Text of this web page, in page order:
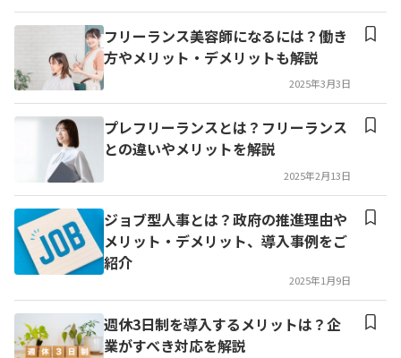
フリーランス美容師になるには？働き
方やメリット・デメリットも解説
2025年3月3日
プレフリーランスとは？フリーランス
との違いやメリットを解説
2025年2月13日
ジョブ型人事とは？政府の推進理由や
メリット・デメリット、導入事例をご
紹介
2025年1月9日
週休3日制を導入するメリットは？企
業がすべき対応を解説